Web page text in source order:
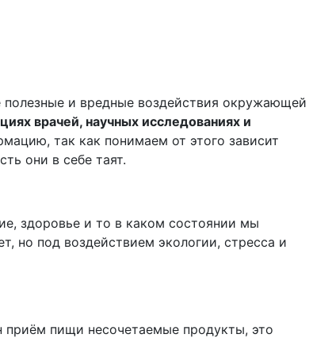
полезные и вредные воздействия окружающей
врачей, научных исследованиях и
так как понимаем от этого зависит
они в себе таят.
здоровье и то в каком состоянии мы
, но под воздействием экологии, стресса и
приём пищи несочетаемые продукты, это